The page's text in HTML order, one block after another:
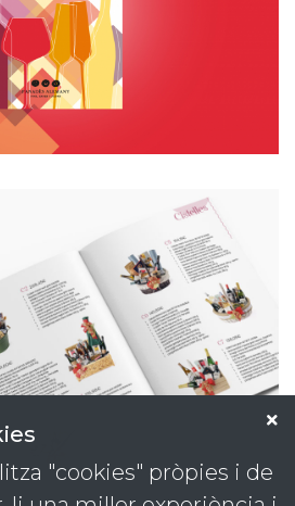
"cookies" pròpies i de